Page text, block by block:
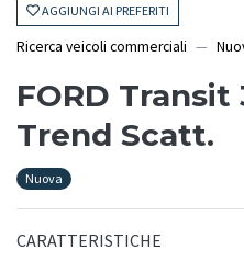
AGGIUNGI AI PREFERITI
Ricerca veicoli commerciali
FORD Transit
Trend Scatt.
Nuova
CARATTERISTICHE